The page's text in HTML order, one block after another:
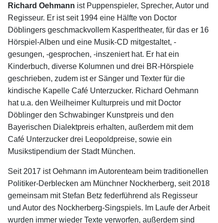
Richard Oehmann ist Puppenspieler, Sprecher, Autor und
Regisseur. Er ist seit 1994 eine Hälfte von Doctor
Döblingers geschmackvollem Kasperltheater, für das er 16
Hörspiel-Alben und eine Musik-CD mitgestaltet, -
gesungen, -gesprochen, -inszeniert hat. Er hat ein
Kinderbuch, diverse Kolumnen und drei BR-Hörspiele
geschrieben, zudem ist er Sänger und Texter für die
kindische Kapelle Café Unterzucker. Richard Oehmann
hat u.a. den Weilheimer Kulturpreis und mit Doctor
Döblinger den Schwabinger Kunstpreis und den
Bayerischen Dialektpreis erhalten, außerdem mit dem
Café Unterzucker drei Leopoldpreise, sowie ein
Musikstipendium der Stadt München.
Seit 2017 ist Oehmann im Autorenteam beim traditionellen
Politiker-Derblecken am Münchner Nockherberg, seit 2018
gemeinsam mit Stefan Betz federführend als Regisseur
und Autor des Nockherberg-Singspiels. Im Laufe der Arbeit
wurden immer wieder Texte verworfen, außerdem sind